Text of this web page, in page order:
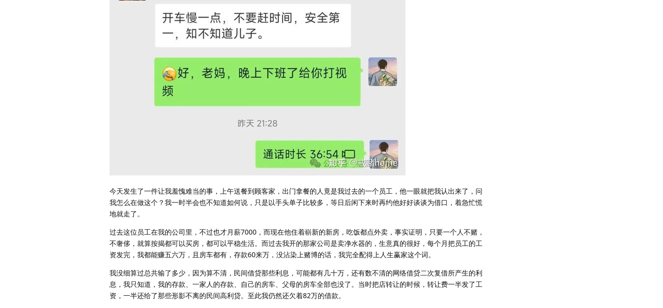
今天发生了一件让我羞愧难当的事，上午送餐到顾客家，出门拿餐的人竟是我过去的一个员工，他一眼就把我认出来了，问
我怎么在做这个？我一时半会也不知道如何说，只是以手头单子比较多，等日后闲下来时再约他好好谈谈为借口，着急忙慌
地就走了。
过去这位员工在我的公司里，不过也才月薪7000，而现在他住着崭新的新房，吃饭都点外卖，事实证明，只要一个人不赌，
不奢侈，就算按揭都可以买房，都可以平稳生活。而过去我开的那家公司是卖净水器的，生意真的很好，每个月把员工的工
资发完，我都能赚五六万，且房车都有，存款60来万，没沾染上赌博的话，我完全配得上人生赢家这个词。
我没细算过总共输了多少，因为算不清，民间借贷那些利息，可能都有几十万，还有数不清的网络借贷二次复借所产生的利
息，我只知道，我的存款、一家人的存款、自己的房车、父母的房车全部也没了。当时把店转让的时候，转让费一半发了工
资，一半还给了那些形影不离的民间高利贷。至此我仍然还欠着82万的借款。